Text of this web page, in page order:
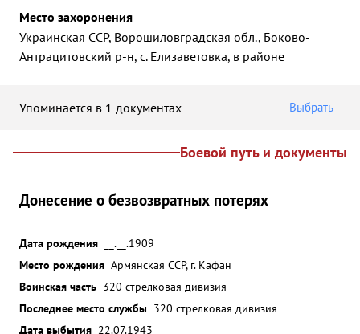
Место захоронения
Украинская ССР, Ворошиловградская обл., Боково-
Антрацитовский р-н, с. Елизаветовка, в районе
Упоминается в 1 документах Выбрать
Боевой путь и документы
Донесение о безвозвратных потерях
Дата рождения
__.__.1909
Место рождения Армянская ССР, г. Кафан
Воинская часть 320 стрелковая дивизия
Последнее место службы 320 стрелковая дивизия
Дата выбытия 22.07.1943